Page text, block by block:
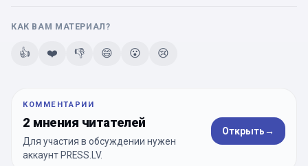
КАК ВАМ МАТЕРИАЛ?
👍 ❤️ 👎 😄 😮 😢
КОММЕНТАРИИ
2 мнения читателей
Для участия в обсуждении нужен
аккаунт PRESS.LV.
Открыть→